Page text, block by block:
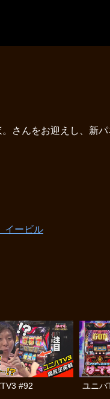
さんをお迎えし、新
イービル
#92 ユニバ